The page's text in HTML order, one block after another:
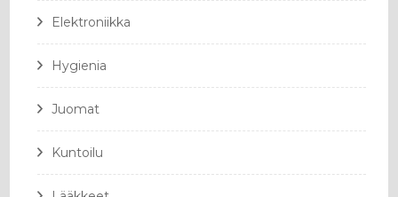
Elektroniikka
Hygienia
Juomat
Kuntoilu